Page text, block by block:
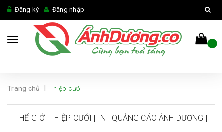
Đăng ký Đăng nhập
Trang chủ Thiệp cưới
THẾ GIỚI THIỆP CƯỚI | IN - QUẢNG CÁO ÁNH DƯƠNG |